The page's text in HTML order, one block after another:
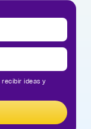
ideas y